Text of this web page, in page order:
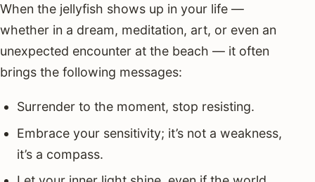
When the jellyfish shows up in your life —
whether in a dream, meditation, art, or even an
unexpected encounter at the beach — it often
brings the following messages:
Surrender to the moment, stop resisting.
Embrace your sensitivity; it’s not a weakness,
it’s a compass.